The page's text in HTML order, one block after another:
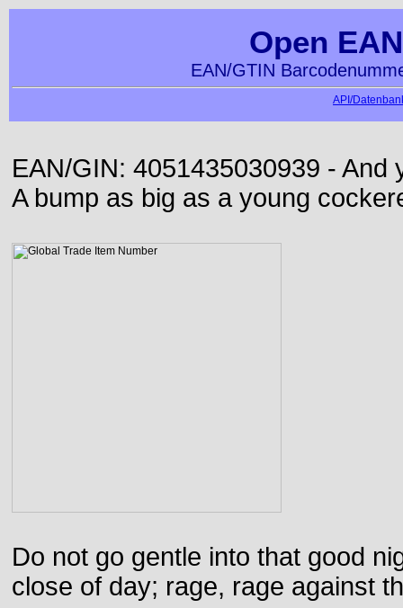
Open
EAN/GTIN
API/
EAN/GIN: 4051435030939 -
A bump as big as a young
Do not go gentle into that good
close of day; rage, rage against